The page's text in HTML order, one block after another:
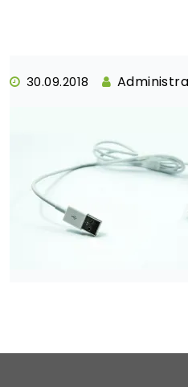
30.09.2018
navigation